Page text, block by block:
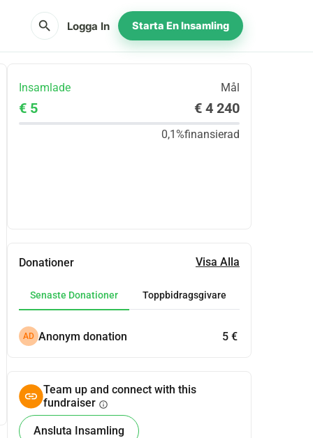
search Logga In Starta En Insamling
Insamlade Mål
€ 5 € 4 240
0,1%finansierad
Donationer Visa Alla
Senaste Donationer Toppbidragsgivare
AD Anonym donation 5 €
Team up and connect with this
fundraiser info
Ansluta Insamling